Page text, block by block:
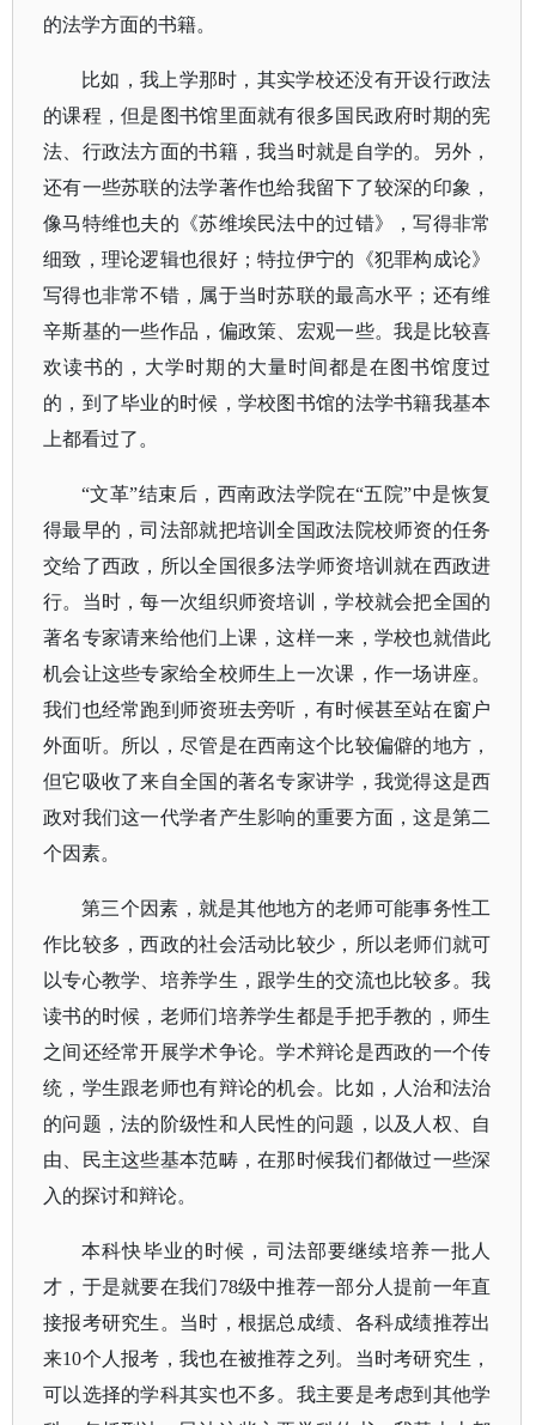
的法学方面的书籍。
比如，我上学那时，其实学校还没有开设行政法
的课程，但是图书馆里面就有很多国民政府时期的宪
法、行政法方面的书籍，我当时就是自学的。另外，
还有一些苏联的法学著作也给我留下了较深的印象，
像马特维也夫的《苏维埃民法中的过错》，写得非常
细致，理论逻辑也很好；特拉伊宁的《犯罪构成论》
写得也非常不错，属于当时苏联的最高水平；还有维
辛斯基的一些作品，偏政策、宏观一些。我是比较喜
欢读书的，大学时期的大量时间都是在图书馆度过
的，到了毕业的时候，学校图书馆的法学书籍我基本
上都看过了。
“文革”结束后，西南政法学院在“五院”中是恢复
得最早的，司法部就把培训全国政法院校师资的任务
交给了西政，所以全国很多法学师资培训就在西政进
行。当时，每一次组织师资培训，学校就会把全国的
著名专家请来给他们上课，这样一来，学校也就借此
机会让这些专家给全校师生上一次课，作一场讲座。
我们也经常跑到师资班去旁听，有时候甚至站在窗户
外面听。所以，尽管是在西南这个比较偏僻的地方，
但它吸收了来自全国的著名专家讲学，我觉得这是西
政对我们这一代学者产生影响的重要方面，这是第二
个因素。
第三个因素，就是其他地方的老师可能事务性工
作比较多，西政的社会活动比较少，所以老师们就可
以专心教学、培养学生，跟学生的交流也比较多。我
读书的时候，老师们培养学生都是手把手教的，师生
之间还经常开展学术争论。学术辩论是西政的一个传
统，学生跟老师也有辩论的机会。比如，人治和法治
的问题，法的阶级性和人民性的问题，以及人权、自
由、民主这些基本范畴，在那时候我们都做过一些深
入的探讨和辩论。
本科快毕业的时候，司法部要继续培养一批人
才，于是就要在我们78级中推荐一部分人提前一年直
接报考研究生。当时，根据总成绩、各科成绩推荐出
来10个人报考，我也在被推荐之列。当时考研究生，
可以选择的学科其实也不多。我主要是考虑到其他学